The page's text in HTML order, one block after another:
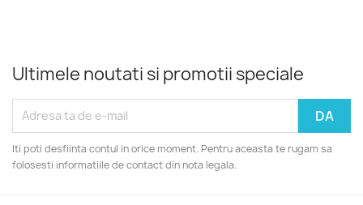
Ultimele noutati si promotii speciale
Iti poti desfiinta contul in orice moment. Pentru aceasta te rugam sa
folosesti informatiile de contact din nota legala.